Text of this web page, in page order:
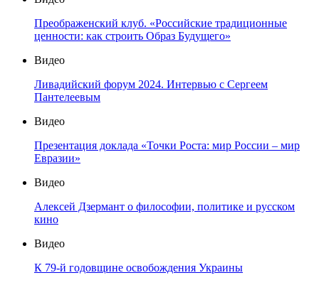
Преображенский клуб. «Российские традиционные
ценности: как строить Образ Будущего»
Видео
Ливадийский форум 2024. Интервью с Сергеем
Пантелеевым
Видео
Презентация доклада «Точки Роста: мир России – мир
Евразии»
Видео
Алексей Дзермант о философии, политике и русском
кино
Видео
К 79-й годовщине освобождения Украины